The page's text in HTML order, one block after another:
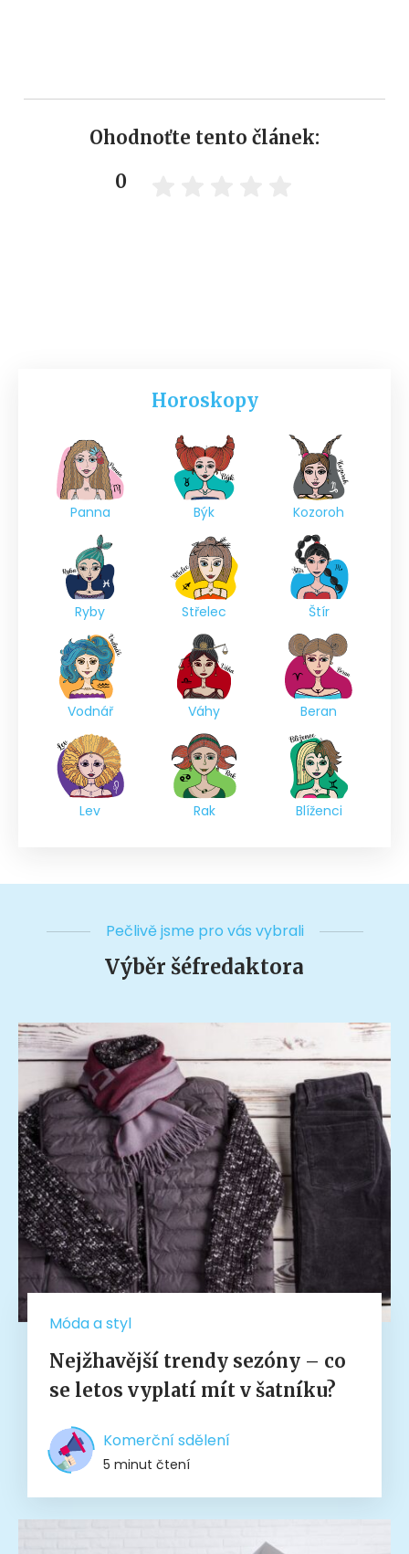
Ohodnoťte tento článek:
0
Horoskopy
Panna Býk Kozoroh
Ryby Střelec Štír
Vodnář Váhy Beran
Lev Rak Blíženci
Pečlivě jsme pro vás vybrali
Výběr šéfredaktora
Móda a styl
Nejžhavější trendy sezóny – co
se letos vyplatí mít v šatníku?
Komerční sdělení
5 minut čtení